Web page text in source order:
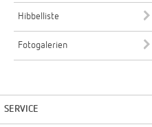
Hibbelliste
Fotogalerien
SERVICE